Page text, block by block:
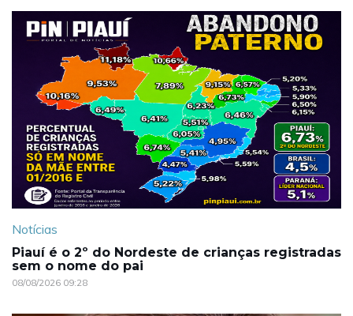
Notícias
Piauí é o 2º do Nordeste de crianças registradas
sem o nome do pai
08/08/2026 09:28